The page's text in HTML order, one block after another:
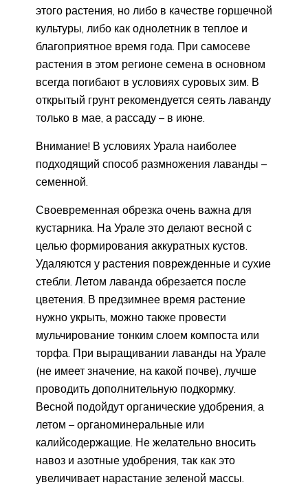
этого растения, но либо в качестве горшечной
культуры, либо как однолетник в теплое и
благоприятное время года. При самосеве
растения в этом регионе семена в основном
всегда погибают в условиях суровых зим. В
открытый грунт рекомендуется сеять лаванду
только в мае, а рассаду – в июне.
Внимание! В условиях Урала наиболее
подходящий способ размножения лаванды –
семенной.
Своевременная обрезка очень важна для
кустарника. На Урале это делают весной с
целью формирования аккуратных кустов.
Удаляются у растения поврежденные и сухие
стебли. Летом лаванда обрезается после
цветения. В предзимнее время растение
нужно укрыть, можно также провести
мульчирование тонким слоем компоста или
торфа. При выращивании лаванды на Урале
(не имеет значение, на какой почве), лучше
проводить дополнительную подкормку.
Весной подойдут органические удобрения, а
летом – органоминеральные или
калийсодержащие. Не желательно вносить
навоз и азотные удобрения, так как это
увеличивает нарастание зеленой массы.